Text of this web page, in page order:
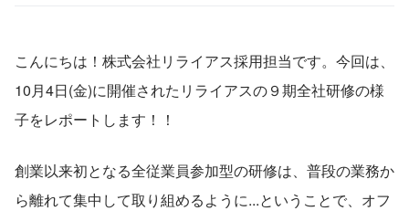
こんにちは！株式会社リライアス採用担当です。今回は、
10月4日(金)に開催されたリライアスの９期全社研修の様
子をレポートします！！
創業以来初となる全従業員参加型の研修は、普段の業務か
ら離れて集中して取り組めるように...ということで、オフ